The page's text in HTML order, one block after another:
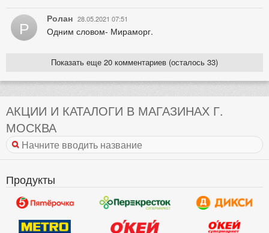
Р Ролан 28.05.2021 07:51
Одним словом- Мираморг.
Показать еще 20 комментариев (осталось 33)
АКЦИИ И КАТАЛОГИ В МАГАЗИНАХ Г.
МОСКВА
Продукты